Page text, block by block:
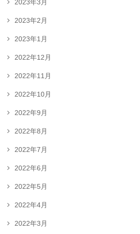
2023年3月
2023年2月
2023年1月
2022年12月
2022年11月
2022年10月
2022年9月
2022年8月
2022年7月
2022年6月
2022年5月
2022年4月
2022年3月